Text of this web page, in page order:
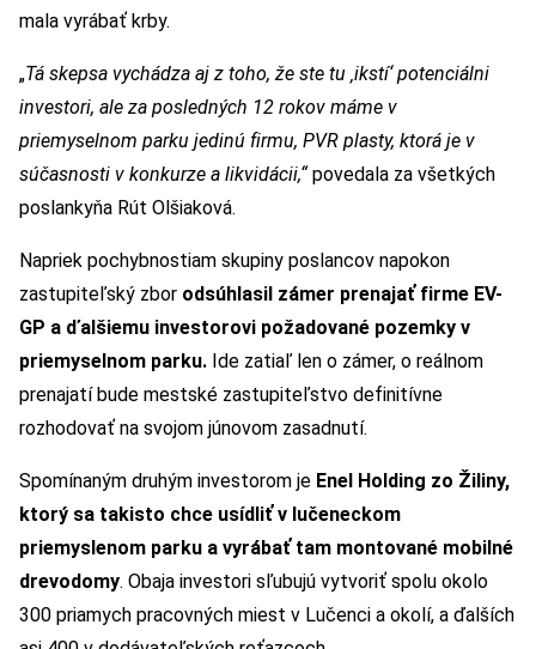
mala vyrábať krby.
„Tá skepsa vychádza aj z toho, že ste tu ‚ikstí‘ potenciálni
investori, ale za posledných 12 rokov máme v
priemyselnom parku jedinú firmu, PVR plasty, ktorá je v
súčasnosti v konkurze a likvidácii,“povedala za všetkých
poslankyňa Rút Olšiaková.
Napriek pochybnostiam skupiny poslancov napokon
zastupiteľský zbor odsúhlasil zámer prenajať firme EV-
GP a ďalšiemu investorovi požadované pozemky v
priemyselnom parku. Ide zatiaľ len o zámer, o reálnom
prenajatí bude mestské zastupiteľstvo definitívne
rozhodovať na svojom júnovom zasadnutí.
Spomínaným druhým investorom je Enel Holding zo Žiliny,
ktorý sa takisto chce usídliť v lučeneckom
priemyslenom parku a vyrábať tam montované mobilné
drevodomy. Obaja investori sľubujú vytvoriť spolu okolo
300 priamych pracovných miest v Lučenci a okolí, a ďalších